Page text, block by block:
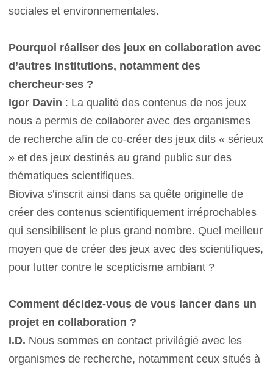
sociales et environnementales.
Pourquoi réaliser des jeux en collaboration avec
d’autres institutions, notamment des
chercheur·ses ?
Igor Davin : La qualité des contenus de nos jeux
nous a permis de collaborer avec des organismes
de recherche afin de co-créer des jeux dits « sérieux
» et des jeux destinés au grand public sur des
thématiques scientifiques.
Bioviva s’inscrit ainsi dans sa quête originelle de
créer des contenus scientifiquement irréprochables
qui sensibilisent le plus grand nombre. Quel meilleur
moyen que de créer des jeux avec des scientifiques,
pour lutter contre le scepticisme ambiant ?
Comment décidez-vous de vous lancer dans un
projet en collaboration ?
I.D. Nous sommes en contact privilégié avec les
organismes de recherche, notamment ceux situés à